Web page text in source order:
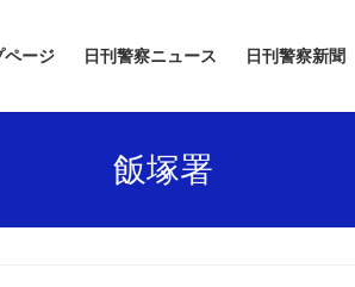
ページ 日刊警察ニュース 日刊警察新聞
飯塚署